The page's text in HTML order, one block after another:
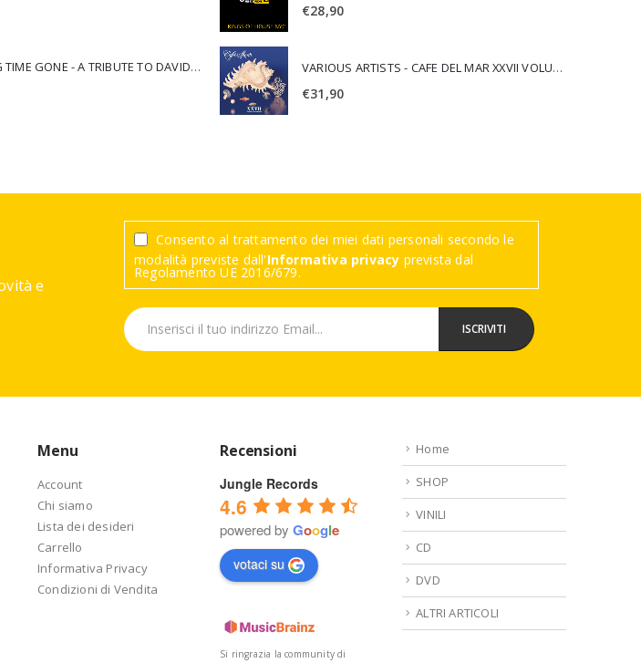
AAVV LONG TIME GONE - A TRIBUTE TO DAVID CROSBY
€28,90
VARIOUS ARTISTS - CAFE DEL MAR XXVII VOLUME 27
€31,90
e
Consento al trattamento dei miei dati personali secondo le
modalità previste dall'Informativa privacy prevista dal
Regolamento UE 2016/679.
Menu
Account
Chi siamo
Lista dei desideri
Carrello
Informativa Privacy
Condizioni di Vendita
Recensioni
Jungle Records
4.6
powered by Google
votaci su
Si ringrazia la community di
Home
SHOP
VINILI
CD
DVD
ALTRI ARTICOLI